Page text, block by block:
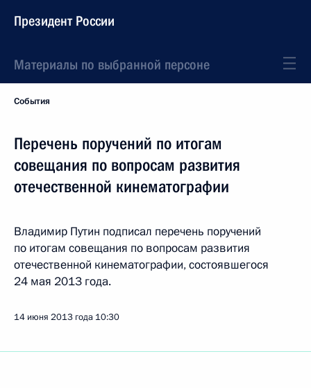
Президент России
Материалы по выбранной персоне
События
Перечень поручений по итогам
совещания по вопросам развития
отечественной кинематографии
Владимир Путин подписал перечень поручений
по итогам совещания по вопросам развития
отечественной кинематографии, состоявшегося
24 мая 2013 года.
14 июня 2013 года 10:30